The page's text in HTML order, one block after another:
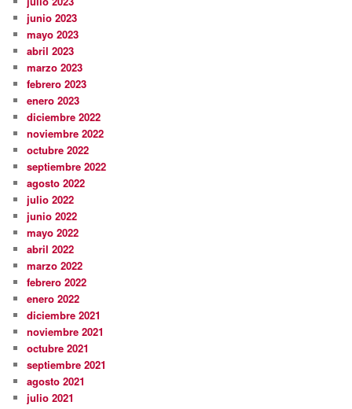
junio 2023
mayo 2023
abril 2023
marzo 2023
febrero 2023
enero 2023
diciembre 2022
noviembre 2022
octubre 2022
septiembre 2022
agosto 2022
julio 2022
junio 2022
mayo 2022
abril 2022
marzo 2022
febrero 2022
enero 2022
diciembre 2021
noviembre 2021
octubre 2021
septiembre 2021
agosto 2021
julio 2021